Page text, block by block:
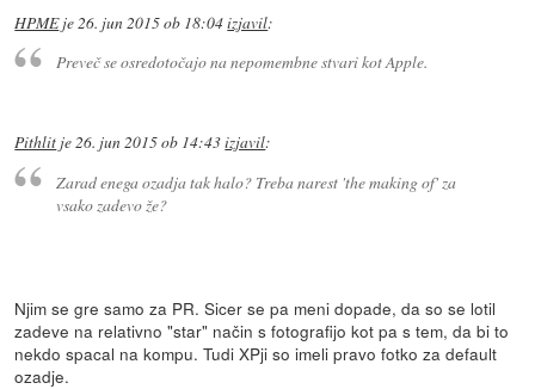
HPMEje26. jun 2015 ob 18:04izjavil:
Preveč se osredotočajo na nepomembne stvari kot Apple.
Pithlit je26. jun 2015 ob 14:43izjavil:
Zarad enega ozadja tak halo? Treba narest 'the making of' za
vsako zadevo že?
Njim se gre samo za PR. Sicer se pa meni dopade, da so se lotil
zadeve na relativno "star" način s fotografijo kot pa s tem, da bi to
nekdo spacal na kompu. Tudi XPji so imeli pravo fotko za default
ozadje.